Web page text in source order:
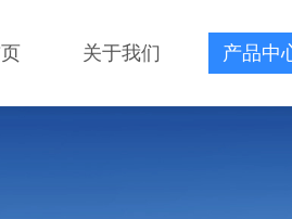
关于我们 产品中